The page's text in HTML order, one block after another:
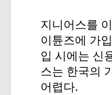
지니어스를
이튠즈에 가
입 시에는 신
스는 한국의
어렵다.